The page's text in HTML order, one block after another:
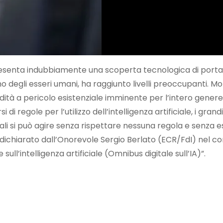
indubbiamente una scoperta tecnologica di
degli esseri umani, ha raggiunto livelli preoccupanti.
a pericolo esistenziale imminente per l’intero
di regole per l’utilizzo dell’intelligenza artificiale, i
si può agire senza rispettare nessuna regola e
dall’Onorevole Sergio Berlato (ECR/FdI) nel
artificiale (Omnibus digitale sull’IA)”.